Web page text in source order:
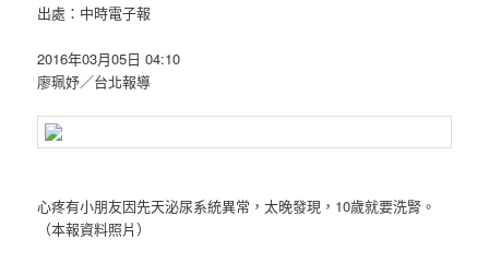
出處：中時電子報
2016年03月05日 04:10
廖珮妤／台北報導
心疼有小朋友因先天泌尿系統異常，太晚發現，10歲就要洗腎。
（本報資料照片）